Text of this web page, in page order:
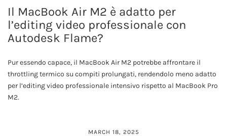
Il MacBook Air M2 è adatto per
l’editing video professionale con
Autodesk Flame?
Pur essendo capace, il MacBook Air M2 potrebbe affrontare il
throttling termico su compiti prolungati, rendendolo meno adatto
per l’editing video professionale intensivo rispetto al MacBook Pro
M2.
MARCH 18, 2025